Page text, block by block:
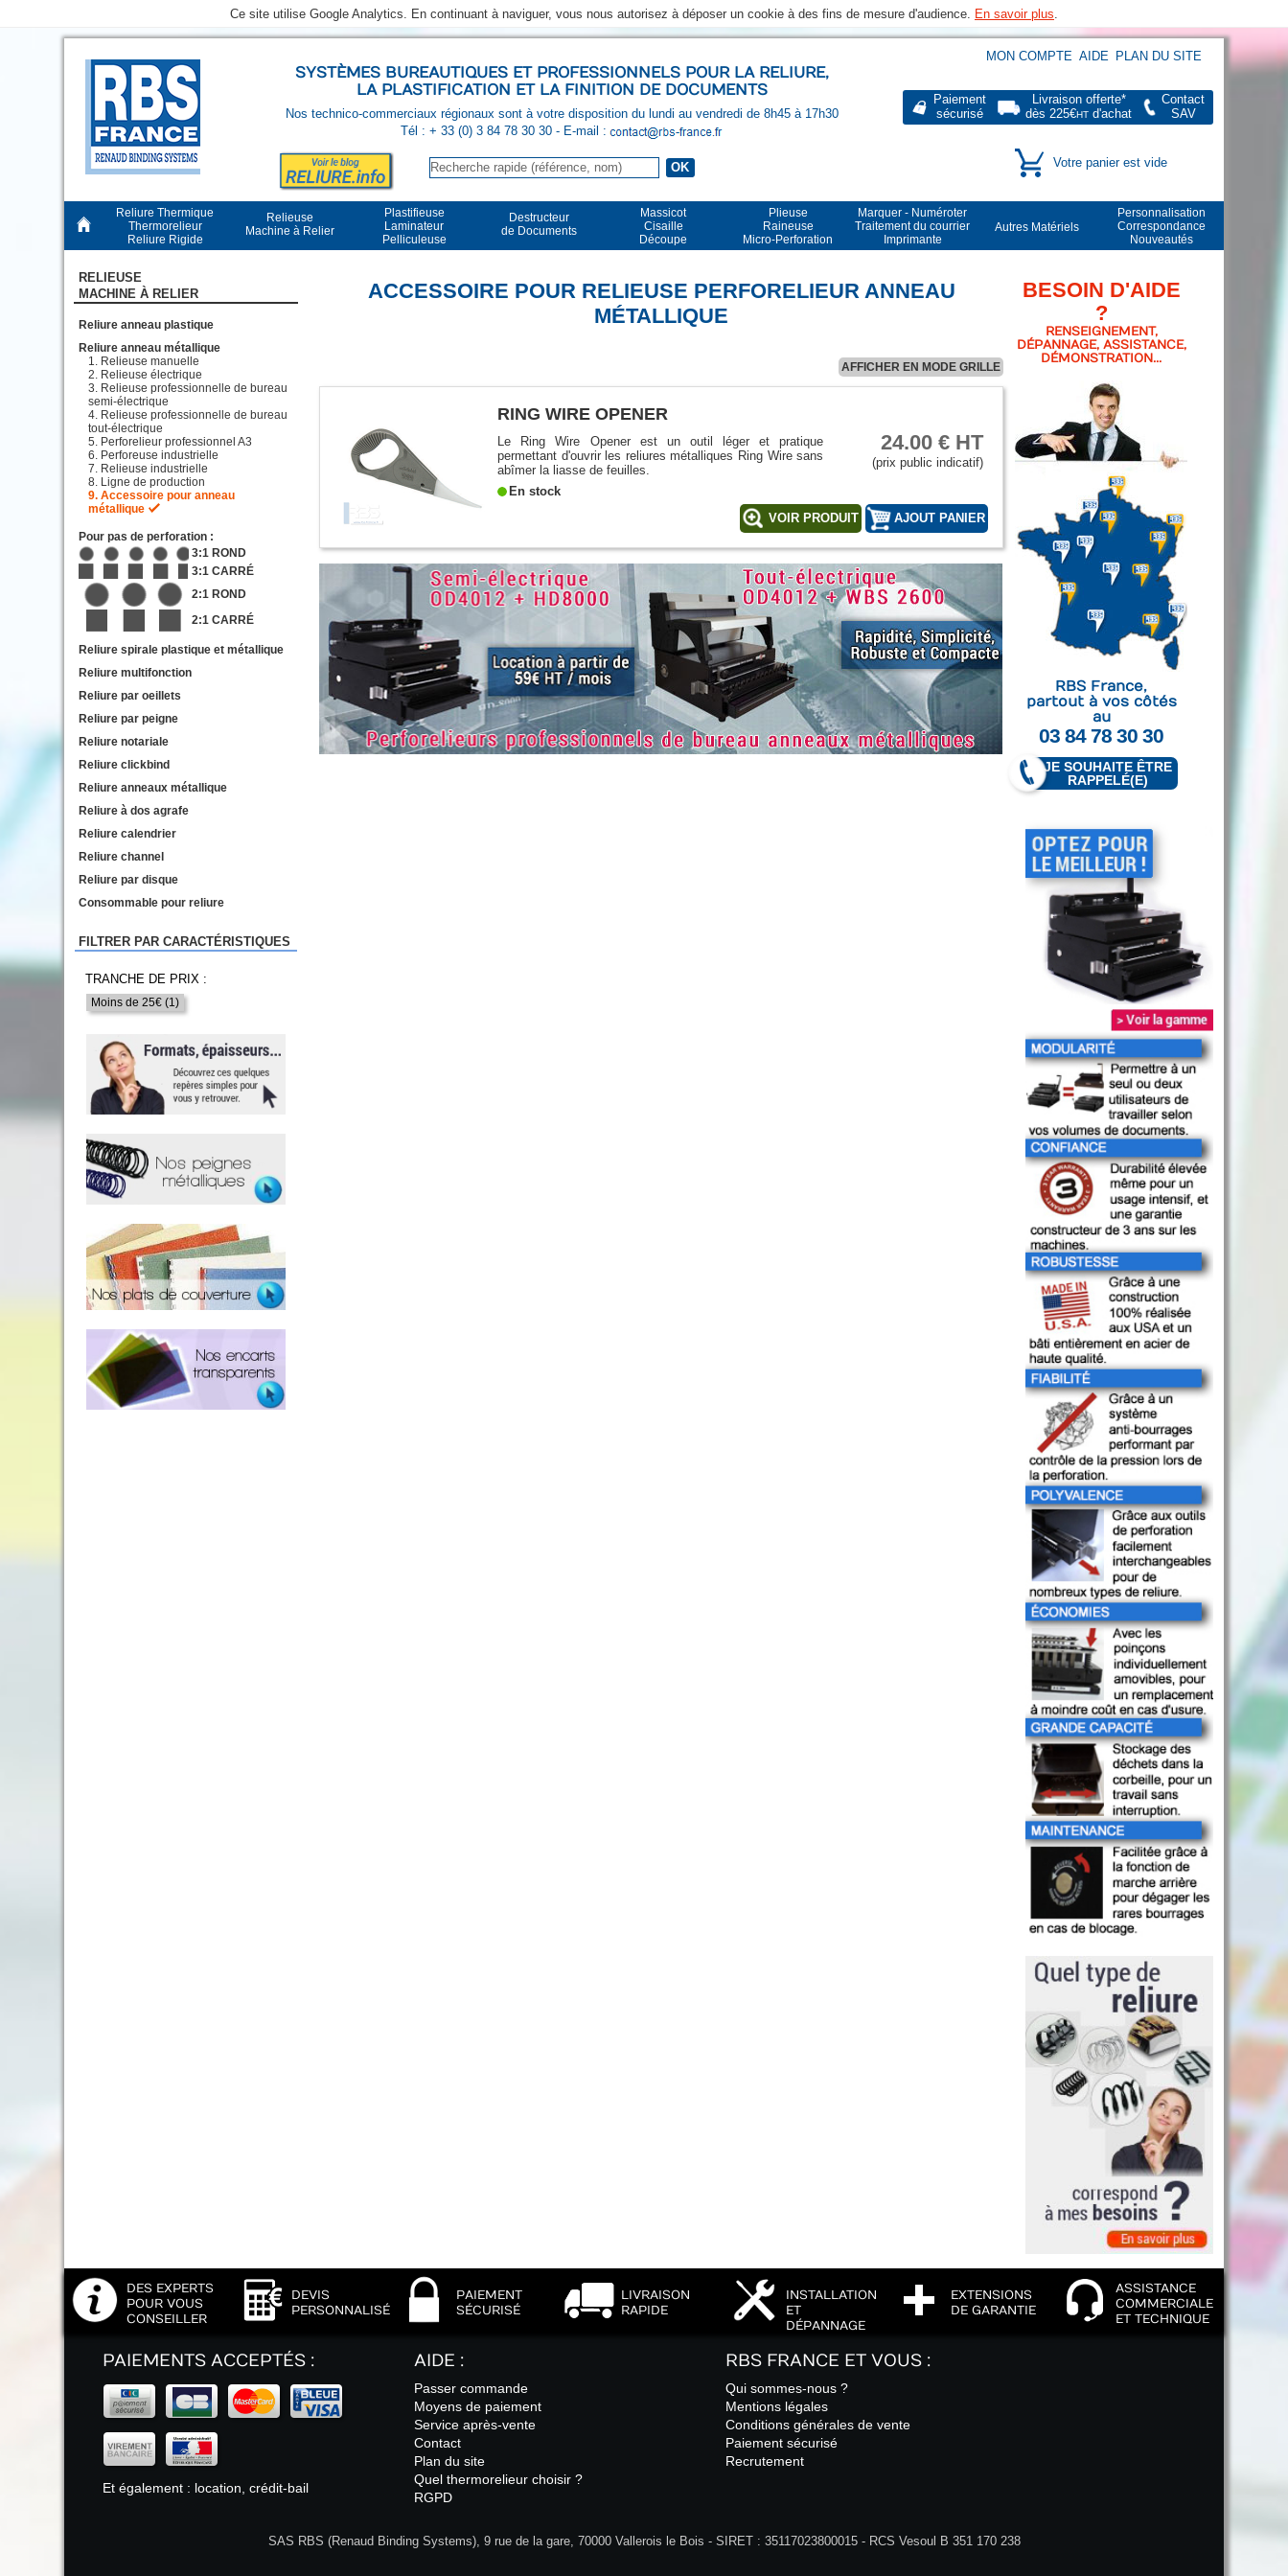
Ce site utilise Google Analytics. En continuant à naviguer, vous nous autorisez à déposer un cookie à des fins de mesure d'audience. En savoir plus
MON COMPTE AIDE PLAN DU SITE
Paiement
sécurisé
Livraison offerte*
dès 225€HT d'achat
Contact
SAV
Votre panier est vide
SYSTÈMES BUREAUTIQUES ET PROFESSIONNELS POUR LA RELIURE,
LA PLASTIFICATION ET LA FINITION DE DOCUMENTS
Nos technico-commerciaux régionaux sont à votre disposition du lundi au vendredi de 8h45 à 17h30
Tél : + 33 (0) 3 84 78 30 30 - E-mail :
Reliure Thermique
Thermorelieur
Reliure Rigide
Relieuse
Machine à Relier
Plastifieuse
Laminateur
Pelliculeuse
Destructeur
de Documents
Massicot
Cisaille
Découpe
Plieuse
Raineuse
Micro-Perforation
Marquer - Numéroter
Traitement du courrier
Imprimante
Autres Matériels
Personnalisation
Correspondance
Nouveautés
RELIEUSE
MACHINE À RELIER
Reliure anneau plastique
Reliure anneau métallique
Relieuse manuelle
Relieuse électrique
Relieuse professionnelle de bureau
semi-électrique
Relieuse professionnelle de bureau
tout-électrique
Perforelieur professionnel A3
Perforeuse industrielle
Relieuse industrielle
Ligne de production
Accessoire pour anneau
métallique
Pour pas de perforation :
3:1 ROND
3:1 CARRÉ
2:1 ROND
2:1 CARRÉ
Reliure spirale plastique et métallique
Reliure multifonction
Reliure par oeillets
Reliure par peigne
Reliure notariale
Reliure clickbind
Reliure anneaux métallique
Reliure à dos agrafe
Reliure calendrier
Reliure channel
Reliure par disque
Consommable pour reliure
FILTRER PAR CARACTÉRISTIQUES
TRANCHE DE PRIX :
Moins de 25€ (1)
ACCESSOIRE POUR RELIEUSE PERFORELIEUR ANNEAU
MÉTALLIQUE
AFFICHER EN MODE GRILLE
RING WIRE OPENER
Le Ring Wire Opener est un outil léger et pratique
permettant d'ouvrir les reliures métalliques Ring Wire sans
abîmer la liasse de feuilles.
En stock
24.00 € HT
(prix public indicatif)
VOIR PRODUIT
BESOIN D'AIDE
?
RENSEIGNEMENT,
DÉPANNAGE, ASSISTANCE,
DÉMONSTRATION...
RBS France,
partout à vos côtés
au
03 84 78 30 30
JE SOUHAITE ÊTRE
RAPPELÉ(E)
DES EXPERTS
POUR VOUS
CONSEILLER
DEVIS
PERSONNALISÉ
PAIEMENT
SÉCURISÉ
LIVRAISON
RAPIDE
INSTALLATION
ET
DÉPANNAGE
EXTENSIONS
DE GARANTIE
ASSISTANCE
COMMERCIALE
ET TECHNIQUE
PAIEMENTS ACCEPTÉS :
Et également : location, crédit-bail
AIDE :
Passer commande
Moyens de paiement
Service après-vente
Contact
Plan du site
Quel thermorelieur choisir ?
RGPD
RBS FRANCE ET VOUS :
Qui sommes-nous ?
Mentions légales
Conditions générales de vente
Paiement sécurisé
Recrutement
SAS RBS (Renaud Binding Systems), 9 rue de la gare, 70000 Vallerois le Bois - SIRET : 35117023800015 - RCS Vesoul B 351 170 238